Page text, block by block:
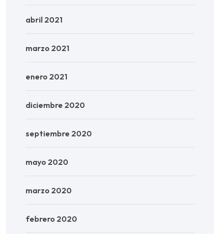
abril 2021
marzo 2021
enero 2021
diciembre 2020
septiembre 2020
mayo 2020
marzo 2020
febrero 2020